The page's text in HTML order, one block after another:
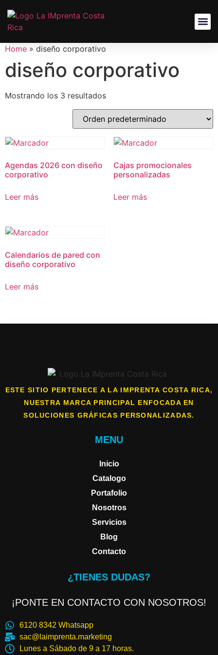
Home » diseño corporativo
diseño corporativo
Mostrando los 3 resultados
Agendas 2026 con diseño
corporativo
Leer más
Cajas promocionales
personalizadas
Leer más
Calendarios de pared con
diseño corporativo
Leer más
ESTE SITIO PERTENECE A LA IMPRENTA COSTA RICA,
NUESTRA MARCA PRINCIPAL ENFOCADA EN
SOLUCIONES GRÁFICAS PERSONALIZADAS.
MENU
Inicio
Catalogo
Portafolio
Nosotros
Servicios
Blog
Contacto
¿TIENES DUDAS?
¡PONTE EN CONTACTO CON NOSOTROS!
6120 8342 Whatsapp
sac@laimprenta.marketing
Lunes a Sábado de 9 a 17 horas.